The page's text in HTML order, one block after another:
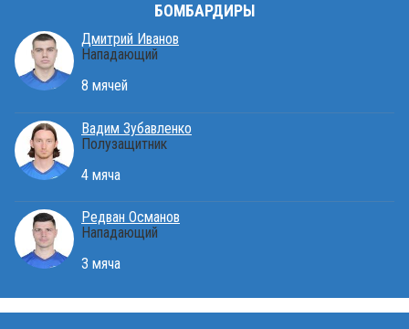
БОМБАРДИРЫ
Дмитрий Иванов
Нападающий
8 мячей
Вадим Зубавленко
Полузащитник
4 мяча
Редван Османов
Нападающий
3 мяча